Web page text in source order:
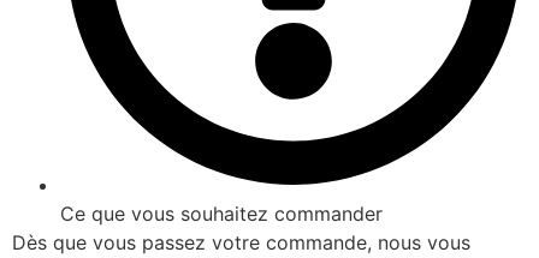
Ce que vous souhaitez commander
Dès que vous passez votre commande, nous vous